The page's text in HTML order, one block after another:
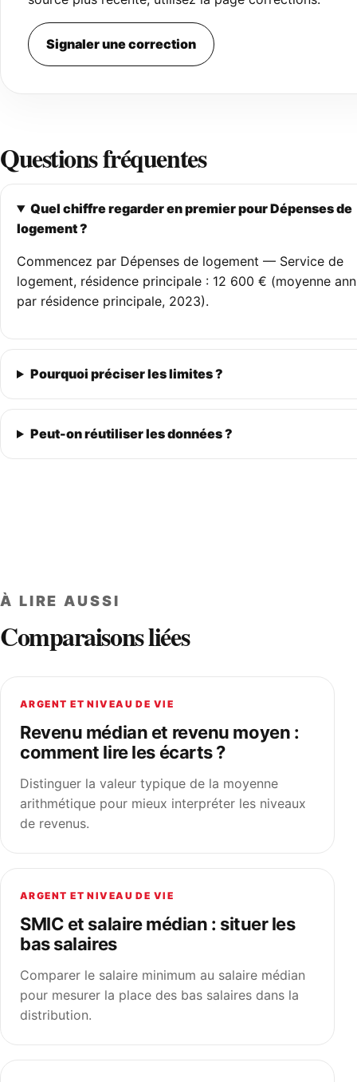
Signaler une correction
Questions fréquentes
Quel chiffre regarder en premier pour Dépenses de
logement ?
Commencez par Dépenses de logement — Service de
logement, résidence principale : 12 600 € (moyenne
par résidence principale, 2023).
Pourquoi préciser les limites ?
Peut-on réutiliser les données ?
À LIRE AUSSI
Comparaisons liées
ARGENT ET NIVEAU DE VIE
Revenu médian et revenu moyen :
comment lire les écarts ?
Distinguer la valeur typique de la moyenne
arithmétique pour mieux interpréter les niveaux
de revenus.
ARGENT ET NIVEAU DE VIE
SMIC et salaire médian : situer les
bas salaires
Comparer le salaire minimum au salaire médian
pour mesurer la place des bas salaires dans la
distribution.